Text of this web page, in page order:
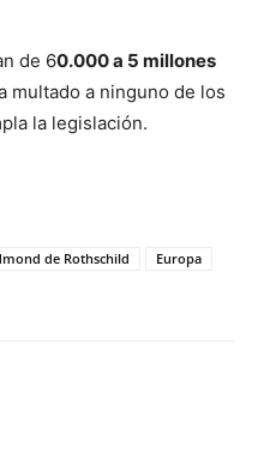
de 60.000 a 5 millones
multado a ninguno de los
la legislación.
de Rothschild
Europa